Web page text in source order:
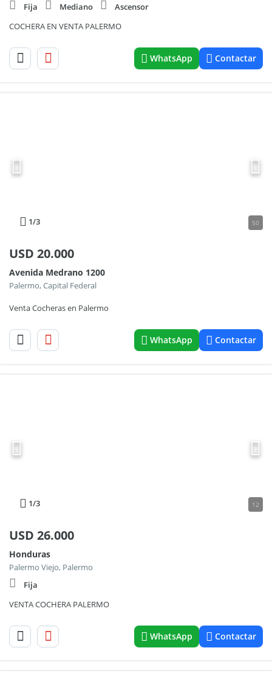
Fija
Mediano
Ascensor
COCHERA EN VENTA PALERMO
WhatsApp Contactar
1/3 50
USD 20.000
Avenida Medrano 1200
Palermo, Capital Federal
Venta Cocheras en Palermo
WhatsApp Contactar
1/3 12
USD 26.000
Honduras
Palermo Viejo, Palermo
Fija
VENTA COCHERA PALERMO
WhatsApp Contactar